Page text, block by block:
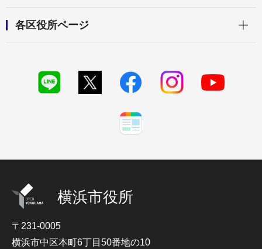
各区役所ページ
横浜市役所
〒231-0005
横浜市中区本町6丁目50番地の10